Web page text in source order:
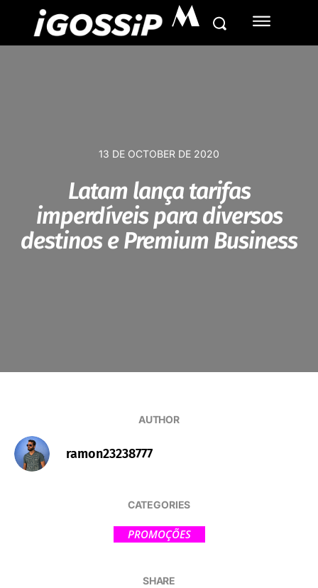
M
13 DE OCTOBER DE 2020
Latam lança tarifas
imperdíveis para diversos
destinos e Premium Business
AUTHOR
ramon23238777
CATEGORIES
PROMOÇÕES
SHARE